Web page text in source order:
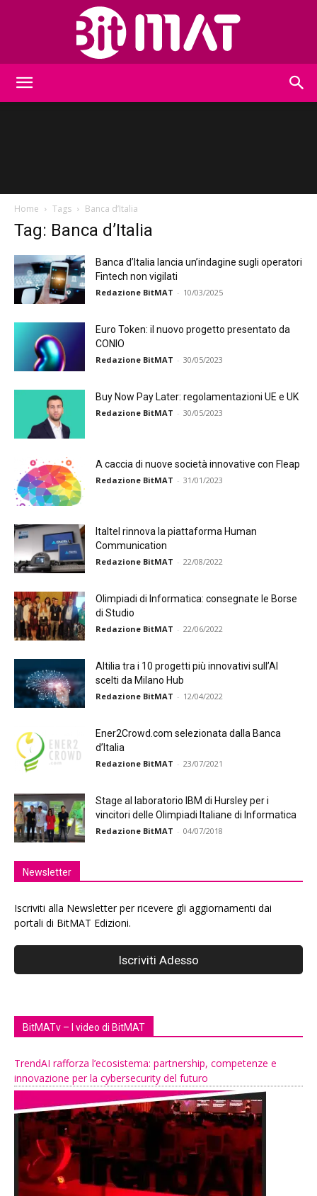
Home Tags Banca d’Italia
Tag: Banca d’Italia
Banca d’Italia lancia un’indagine sugli operatori
Fintech non vigilati
Redazione BitMAT - 10/03/2025
Euro Token: il nuovo progetto presentato da
CONIO
Redazione BitMAT - 30/05/2023
Buy Now Pay Later: regolamentazioni UE e UK
Redazione BitMAT - 30/05/2023
A caccia di nuove società innovative con Fleap
Redazione BitMAT - 31/01/2023
Italtel rinnova la piattaforma Human
Communication
Redazione BitMAT - 22/08/2022
Olimpiadi di Informatica: consegnate le Borse
di Studio
Redazione BitMAT - 22/06/2022
Altilia tra i 10 progetti più innovativi sull’AI
scelti da Milano Hub
Redazione BitMAT - 12/04/2022
Ener2Crowd.com selezionata dalla Banca
d’Italia
Redazione BitMAT - 23/07/2021
Stage al laboratorio IBM di Hursley per i
vincitori delle Olimpiadi Italiane di Informatica
Redazione BitMAT - 04/07/2018
Newsletter
Iscriviti alla Newsletter per ricevere gli aggiornamenti dai
portali di BitMAT Edizioni.
BitMATv – I video di BitMAT
TrendAI rafforza l’ecosistema: partnership, competenze e
innovazione per la cybersecurity del futuro